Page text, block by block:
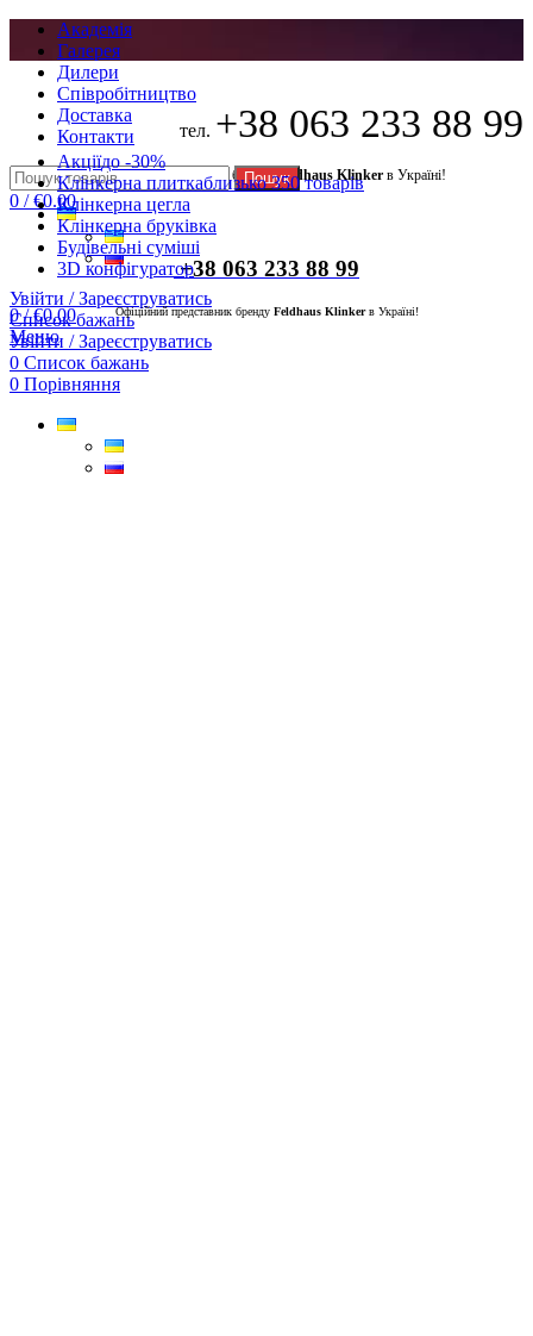
Академія
Галерея
Дилери
Cпівробітництво
Доставка
Контакти
Офіційний представник брендуFeldhaus Klinkerв Україні!
Увійти / Зареєструватись
Список бажань
Увійти / Зареєструватись
0 Список бажань
0 Порівняння
тел. +38 063 233 88 99
Пошук
0 / €0.00
+38 063 233 88 99
0/ €0.00
Меню
Акціїдо -30%
Клінкерна плиткаблизько 350 товарів
Клінкерна цегла
Клінкерна бруківка
Будівельні суміші
3D конфігуратор
Офіційний представник бренду Feldhaus Klinkerв Україні!